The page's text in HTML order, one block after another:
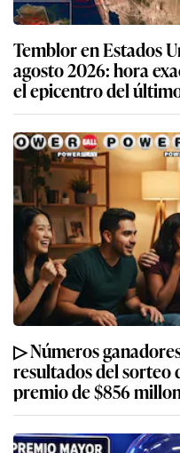
Temblor en Estados
agosto 2026: hora
el epicentro del
▷ Números
resultados del sorteo
premio de $856